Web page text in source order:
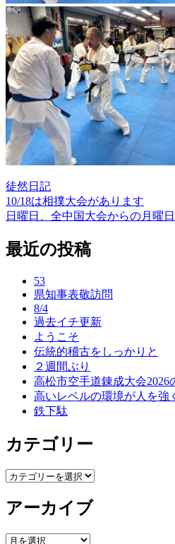
徒然日記
投
稿
ナ
10/18は相撲大会があります
日曜日、全中国大会からの月曜日
最近の投稿
53
県知事表敬訪問
8/4
過去イチ更新
ようこそ
伝統的稽古をしっかりと
２週間ぶり
高松市空手道錬成大会2026
高いレベルの環境が人を強
鉄下駄
カテゴリー
カ
ゴ
ー
アーカイブ
ア